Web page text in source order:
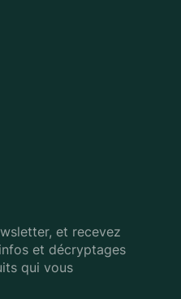
et recevez
et décryptages
qui vous